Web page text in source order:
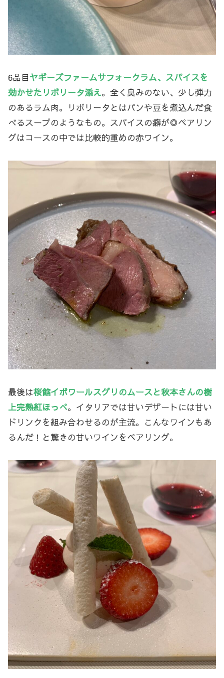
6品目ヤギーズファームサフォークラム、スパイスを
効かせたリボリータ添え。全く臭みのない、少し弾力
のあるラム肉。リボリータとはパンや豆を煮込んだ食
べるスープのようなもの。スパイスの癖が◎ペアリン
グはコースの中では比較的重めの赤ワイン。
最後は桜餡イボワールスグリのムースと秋本さんの樹
上完熟紅ほっぺ。イタリアでは甘いデザートには甘い
ドリンクを組み合わせるのが主流。こんなワインもあ
るんだ！と驚きの甘いワインをペアリング。